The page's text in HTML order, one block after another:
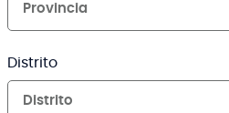
Provincia
Distrito
Distrito